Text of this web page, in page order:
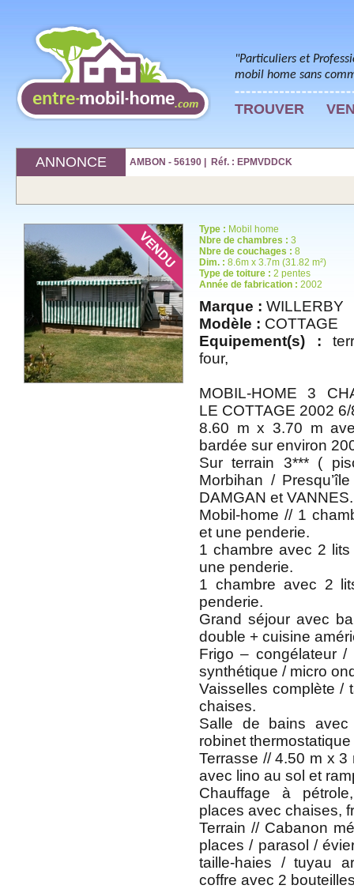
"Particuliers et
mobil home sans
TROUVER
ANNONCE AMBON - 56190 | Réf. : EPMVDDCK
Type : Mobil home
Nbre de chambres : 3
Nbre de couchages : 8
Dim. : 8.6m x 3.7m (31.82 m²)
Type de toiture : 2 pentes
Année de fabrication : 2002
Marque : WILLERBY
Modèle : COTTAGE
Equipement(s) :
four,
MOBIL-HOME 3
LE COTTAGE 2002
8.60 m x 3.70 m
bardée sur environ
Sur terrain 3*** (
Morbihan /
DAMGAN et VANNES.
Mobil-home // 1
et une penderie.
1 chambre avec 2
une penderie.
1 chambre avec 2
penderie.
Grand séjour avec
double + cuisine
Frigo – congélateur
synthétique / micro
Vaisselles complète /
chaises.
Salle de bains
robinet
Terrasse // 4.50 m x
avec lino au sol et
Chauffage à
places avec chaises,
Terrain // Cabanon
places / parasol /
taille-haies / tuyau
coffre avec 2